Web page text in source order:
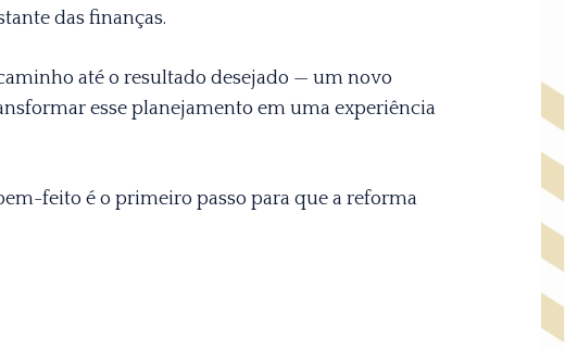
das finanças.
até o resultado desejado — um novo
esse planejamento em uma experiência
feito é o primeiro passo para que a reforma